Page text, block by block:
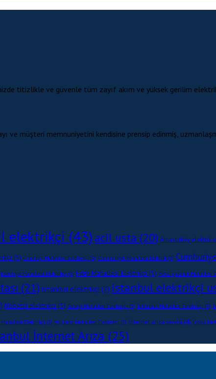
titizlikle ve güvenle tüm zayıf akım ve yüksek gerilim
ve müşteri memnuniyetini kendisine prensip edinmiş,
elektrikçi (43)acil usta (20) Arnavutköy elektrik
(5) Cihangir Mahallesi Elektrikçi (3) Cumhuriyet Mahallesi Elektrik (3)
Esentepe Mahallesi Elektrikçi (3) Fatih Mahallesi Elektrikçi (5) Fevzi çakmak Mahallesi
(21) istanbul elektrikçi (7) istanbul elektrikçi
Nöbetçi elektrikçi (5) Sanayi Mahallesi Elektrikçi (3) Tahtakale Mahallesi Elektrikçi (3)
Mahallesi Elektrikçi (3) Yeşilkent Mahallesi Elektrikçi (3) İnternet arıza servisi (4) İnönü
İnternet Arıza (25)